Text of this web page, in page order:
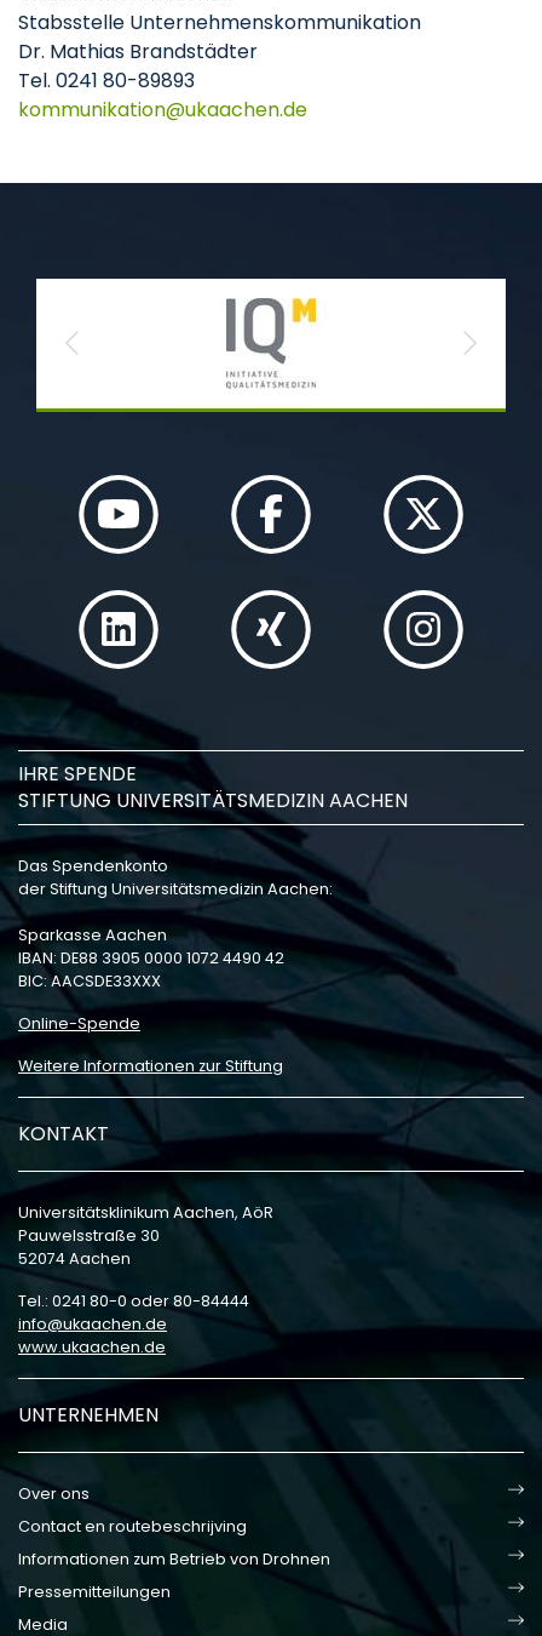
Stabsstelle Unternehmenskommunikation
Dr. Mathias Brandstädter
Tel. 0241 80-89893
kommunikation
ukaachende
Previous Next
IHRE SPENDE
STIFTUNG UNIVERSITÄTSMEDIZIN AACHEN
Das Spendenkonto
der Stiftung Universitätsmedizin Aachen:
Sparkasse Aachen
IBAN: DE88 3905 0000 1072 4490 42
BIC: AACSDE33XXX
Online-Spende
Weitere Informationen zur Stiftung
KONTAKT
Universitätsklinikum Aachen, AöR
Pauwelsstraße 30
52074 Aachen
Tel.: 0241 80-0 oder 80-84444
info
ukaachen de
www.ukaachen.de
UNTERNEHMEN
Over ons
Contact en routebeschrijving
Informationen zum Betrieb von Drohnen
Pressemitteilungen
Media